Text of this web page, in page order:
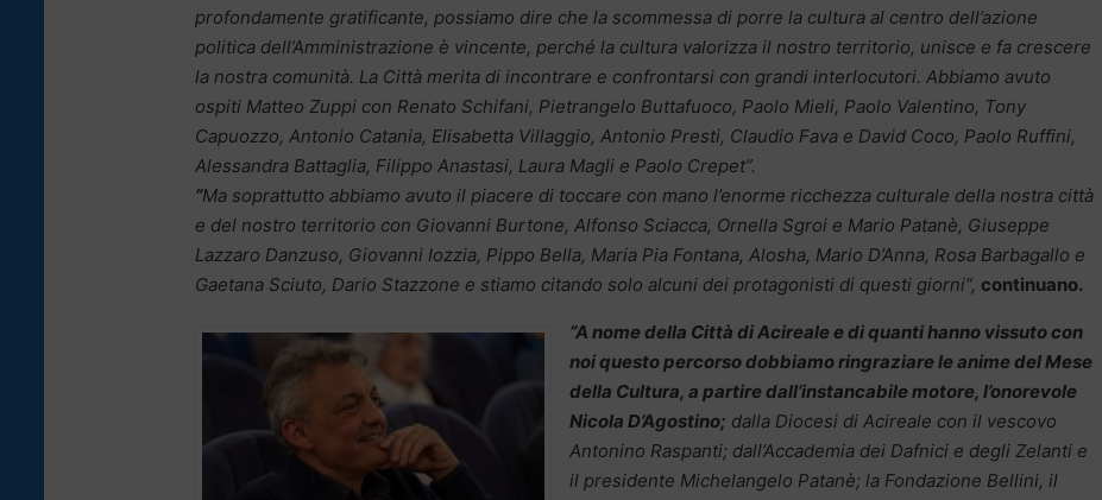
profondamente gratificante, possiamo dire che la scommessa di porre la cultura al centro dell’azione
politica dell’Amministrazione è vincente, perché la cultura valorizza il nostro territorio, unisce e fa crescere
la nostra comunità. La Città merita di incontrare e confrontarsi con grandi interlocutori. Abbiamo avuto
ospiti Matteo Zuppi con Renato Schifani, Pietrangelo Buttafuoco, Paolo Mieli, Paolo Valentino, Tony
Capuozzo, Antonio Catania, Elisabetta Villaggio, Antonio Presti, Claudio Fava e David Coco, Paolo Ruffini,
Alessandra Battaglia, Filippo Anastasi, Laura Magli e Paolo Crepet”.
“Ma soprattutto abbiamo avuto il piacere di toccare con mano l’enorme ricchezza culturale della nostra città
e del nostro territorio con Giovanni Burtone, Alfonso Sciacca, Ornella Sgroi e Mario Patanè, Giuseppe
Lazzaro Danzuso, Giovanni Iozzia, Pippo Bella, Maria Pia Fontana, Alosha, Mario D’Anna, Rosa Barbagallo e
Gaetana Sciuto, Dario Stazzone e stiamo citando solo alcuni dei protagonisti di questi giorni”, continuano.
“A nome della Città di Acireale e di quanti hanno vissuto con
noi questo percorso dobbiamo ringraziare le anime del Mese
della Cultura, a partire dall’instancabile motore, l’onorevole
Nicola D’Agostino; dalla Diocesi di Acireale con il vescovo
Antonino Raspanti; dall’Accademia dei Dafnici e degli Zelanti e
il presidente Michelangelo Patanè; la Fondazione Bellini, il